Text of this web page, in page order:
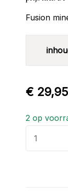
Fusion
€ 29,95
2 op
aantal